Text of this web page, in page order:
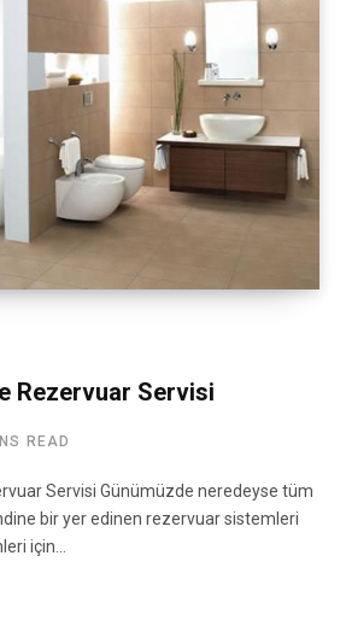
Rezervuar Servisi
READ
Servisi Günümüzde neredeyse tüm
bir yer edinen rezervuar sistemleri
için…